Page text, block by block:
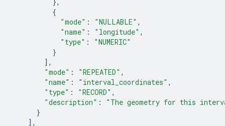
{
"mode" : "NULLABLE" ,
"name" : "longitude" ,
"type" :
"NUMERIC"
}
],
"mode" : "REPEATED" ,
"name" : "interval_coordinates" ,
"type" : "RECORD" ,
"description" :
"The geometry for this
}
],